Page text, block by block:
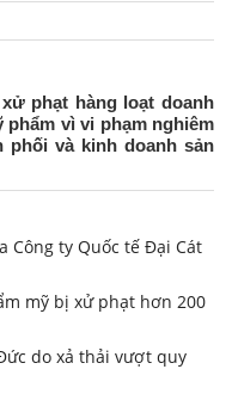
phạt hàng loạt doanh
vì vi phạm nghiêm
phối và kinh doanh sản
Công ty Quốc tế Đại Cát
mỹ bị xử phạt hơn 200
do xả thải vượt quy